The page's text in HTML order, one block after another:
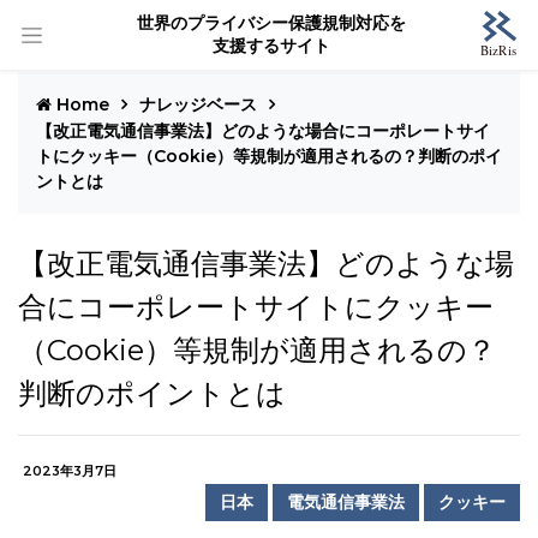
世界のプライバシー保護規制対応を
支援するサイト
Home
ナレッジベース
【改正電気通信事業法】どのような場合にコーポレートサイ
トにクッキー（Cookie）等規制が適用されるの？判断のポイ
ントとは
【改正電気通信事業法】どのような場
合にコーポレートサイトにクッキー
（Cookie）等規制が適用されるの？
判断のポイントとは
2023年3月7日
日本 電気通信事業法 クッキー